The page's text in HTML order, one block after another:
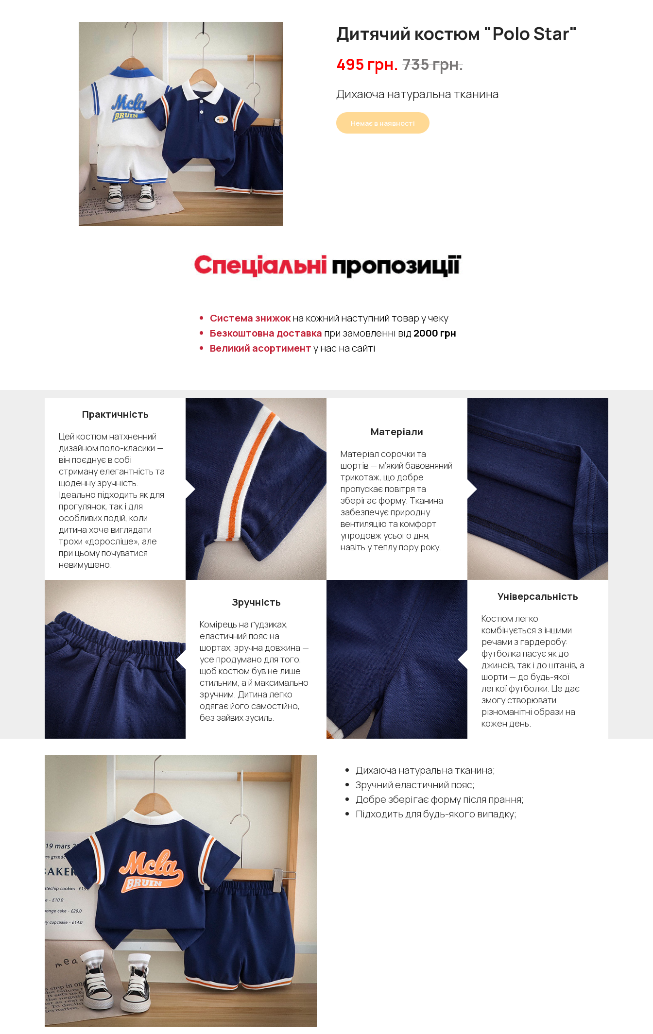
Дитячий костюм "Polo Star"
495 грн. 735грн.
Дихаюча натуральна тканина
Немає в наявності
Система знижокна кожний наступний товар у чеку
Безкоштовна доставка при замовленні від 2000 грн
Великий асортименту нас на сайті
Практичність
Цей костюм натхненний
дизайном поло-класики —
він поєднує в собі
стриману елегантність та
щоденну зручність.
Ідеально підходить як для
прогулянок, так і для
особливих подій, коли
дитина хоче виглядати
трохи «доросліше», але
при цьому почуватися
невимушено.
Матеріали
Матеріал сорочки та
шортів — м’який бавовняний
трикотаж, що добре
пропускає повітря та
зберігає форму. Тканина
забезпечує природну
вентиляцію та комфорт
упродовж усього дня,
навіть у теплу пору року.
Зручність
Комірець на ґудзиках,
еластичний пояс на
шортах, зручна довжина —
усе продумано для того,
щоб костюм був не лише
стильним, а й максимально
зручним. Дитина легко
одягає його самостійно,
без зайвих зусиль.
Універсальність
Костюм легко
комбінується з іншими
речами з гардеробу:
футболка пасує як до
джинсів, так і до штанів, а
шорти — до будь-якої
легкої футболки. Це дає
змогу створювати
різноманітні образи на
кожен день.
Дихаюча натуральна тканина;
Зручний еластичний пояс;
Добре зберігає форму після прання;
Підходить для будь-якого випадку;